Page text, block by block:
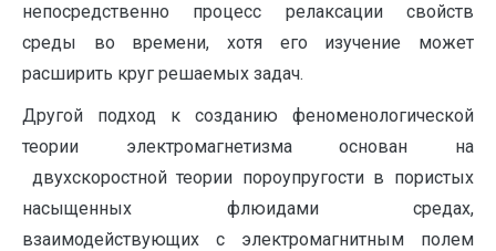
непосредственно процесс релаксации свойств
среды во времени, хотя его изучение может
расширить круг решаемых задач.
Другой подход к созданию феноменологической
теории электромагнетизма основан на
двухскоростной теории пороупругости в пористых
насыщенных флюидами средах,
взаимодействующих с электромагнитным полем